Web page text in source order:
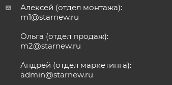
Алексей (отдел монтажа):
m1@starnew.ru
Ольга (отдел продаж):
m2@starnew.ru
Андрей (отдел маркетинга):
admin@starnew.ru